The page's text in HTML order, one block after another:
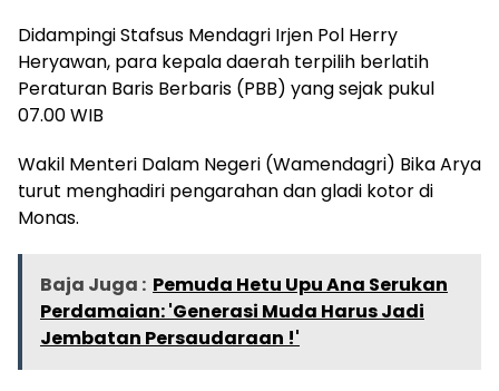
Didampingi Stafsus Mendagri Irjen Pol Herry
Heryawan, para kepala daerah terpilih berlatih
Peraturan Baris Berbaris (PBB) yang sejak pukul
07.00 WIB
Wakil Menteri Dalam Negeri (Wamendagri) Bika Arya
turut menghadiri pengarahan dan gladi kotor di
Monas.
Baja Juga : Pemuda Hetu Upu Ana Serukan
Perdamaian: 'Generasi Muda Harus Jadi
Jembatan Persaudaraan !'